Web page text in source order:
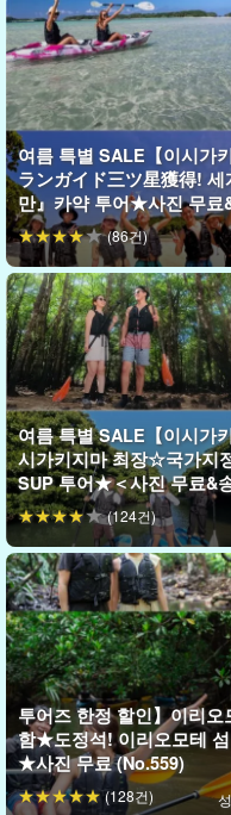
사진
투어 중 가이드가 전용 방수
이터를 무료로 증정해 드립
여름 특별 SALE【이시가
ランガイド三ツ星獲得!
만』카약 투어★사진 무료
(86건)
여름 특별 SALE【이시가
시가키지마 최장☆국가지
SUP 투어★＜사진 무료&
(124건)
투어즈 한정 할인】이리
함★도정석! 이리오모테
★사진 무료 (No.559)
(128건)